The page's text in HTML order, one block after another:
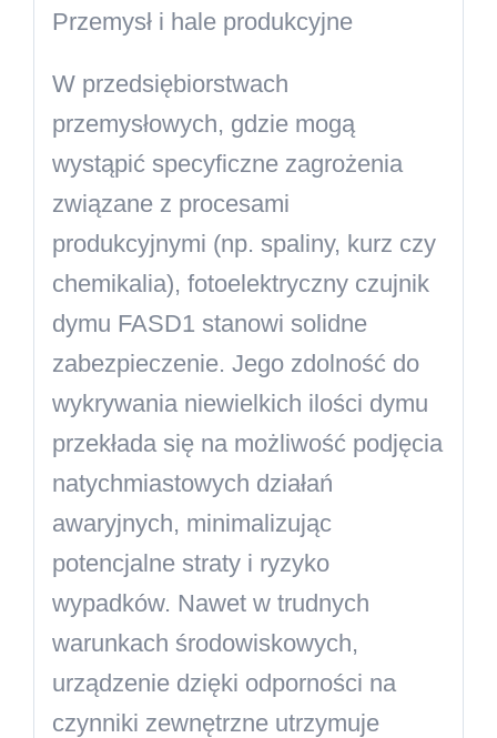
Przemysł i hale produkcyjne
W przedsiębiorstwach
przemysłowych, gdzie mogą
wystąpić specyficzne zagrożenia
związane z procesami
produkcyjnymi (np. spaliny, kurz czy
chemikalia), fotoelektryczny czujnik
dymu FASD1 stanowi solidne
zabezpieczenie. Jego zdolność do
wykrywania niewielkich ilości dymu
przekłada się na możliwość podjęcia
natychmiastowych działań
awaryjnych, minimalizując
potencjalne straty i ryzyko
wypadków. Nawet w trudnych
warunkach środowiskowych,
urządzenie dzięki odporności na
czynniki zewnętrzne utrzymuje